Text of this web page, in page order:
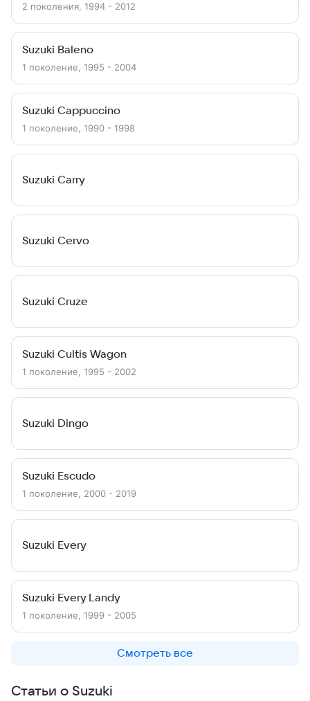
2 поколения, 1994 - 2012
Suzuki Baleno
1 поколение, 1995 - 2004
Suzuki Cappuccino
1 поколение, 1990 - 1998
Suzuki Carry
Suzuki Cervo
Suzuki Cruze
Suzuki Cultis Wagon
1 поколение, 1995 - 2002
Suzuki Dingo
Suzuki Escudo
1 поколение, 2000 - 2019
Suzuki Every
Suzuki Every Landy
1 поколение, 1999 - 2005
Смотреть все
Статьи о Suzuki